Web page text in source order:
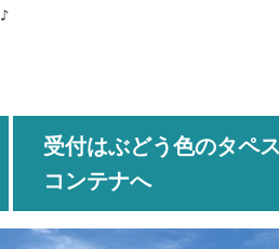
♪
受付はぶどう色のタペ
コンテナへ